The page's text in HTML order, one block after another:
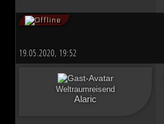
19.05.2020, 19:52
Weltraumreisend
Alaric